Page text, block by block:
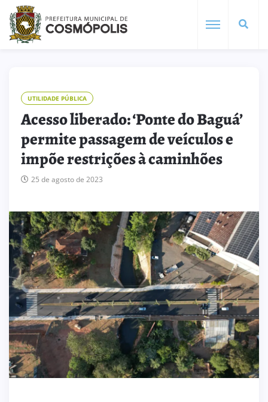
UTILIDADE PÚBLICA
Acesso liberado: ‘Ponte do Baguá’
permite passagem de veículos e
impõe restrições à caminhões
25 de agosto de 2023